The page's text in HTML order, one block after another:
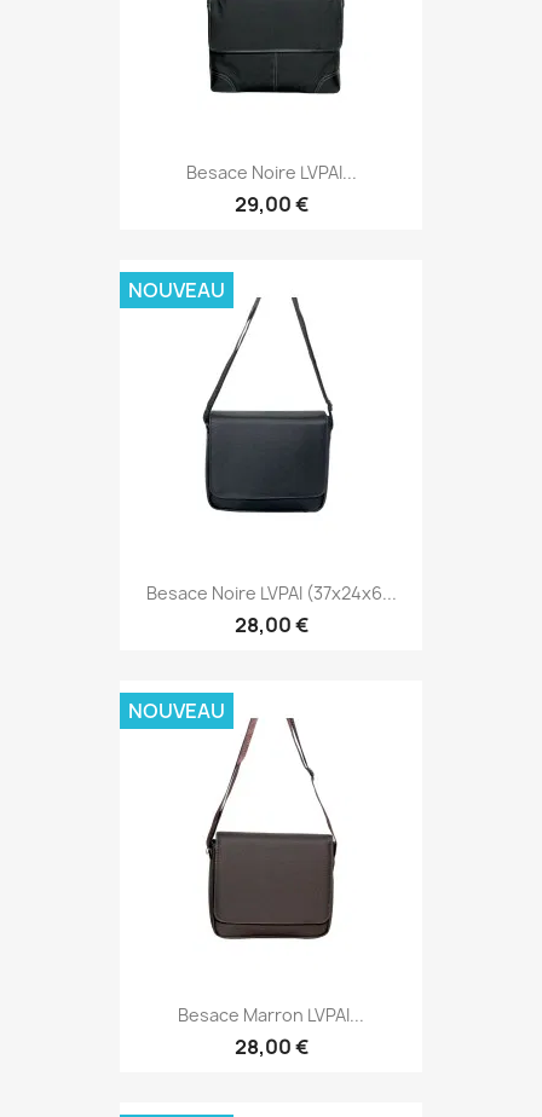
Besace Noire LVPAI...
29,00 €
Besace Noire LVPAI (37x24x6...
28,00 €
NOUVEAU
Besace Marron LVPAI...
28,00 €
NOUVEAU